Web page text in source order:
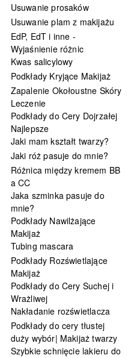
Usuwanie prosaków
Usuwanie plam z makijażu
EdP, EdT i inne -
Wyjaśnienie różnic
Kwas salicylowy
Podkłady Kryjące Makijaż
Zapalenie Okołoustne Skóry
Leczenie
Podkłady do Cery Dojrzałej
Najlepsze
Jaki mam kształt twarzy?
Jaki róż pasuje do mnie?
Różnica między kremem BB
a CC
Jaka szminka pasuje do
mnie?
Podkłady Nawilżające
Makijaż
Tubing mascara
Podkłady Rozświetlające
Makijaż
Podkłady do Cery Suchej i
Wrażliwej
Nakładanie rozświetlacza
Podkłady do cery tłustej
duży wybór| Makijaż twarzy
Szybkie schnięcie lakieru do